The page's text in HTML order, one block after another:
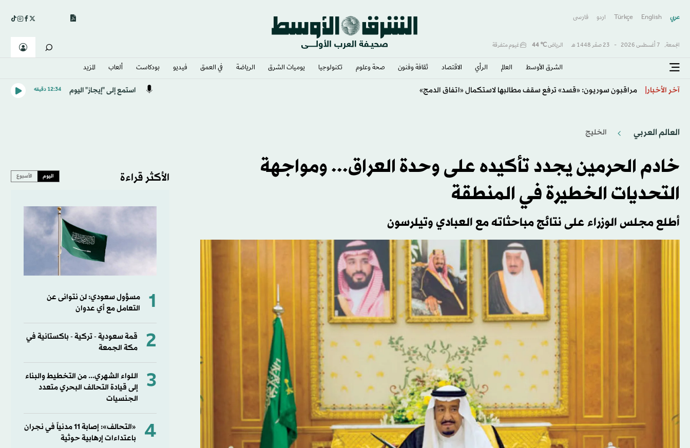
عربي English
Türkçe اردو فارسى
الجمعة, 7 أغسطس 2026 - 23 صفَر 1448 هـ الرياض℃
44 غيوم متفرقة
الشرق الأوسط​ العالم الرأي الاقتصاد ثقافة وفنون صحة وعلوم تكنولوجيا يوميات الشرق​ الرياضة في العمق فيديو بودكاست ألعاب المزيد
آخر الأخبار حساء لحم الكلاب... وصفة كوريا الشمالية لمواجهة الحر الشديد استمع إلى "إيجاز" اليوم 12:34 دقيقه
العالم العربي الخليج
خادم الحرمين يجدد تأكيده على وحدة العراق... ومواجهة
التحديات الخطيرة في المنطقة
أطلع مجلس الوزراء على نتائج مباحثاته مع العبادي وتيلرسون
الأكثر قراءة اليوم الأسبوع
1
مسؤول سعودي: لن نتوانى عن
التعامل مع أي عدوان
2
قمة سعودية - تركية - باكستانية في
مكة الجمعة
3
اللواء الشهري... من التخطيط والبناء
إلى قيادة التحالف البحري متعدد
الجنسيات
4
«التحالف»: إصابة 11 مدنياً في نجران
باعتداءات إرهابية حوثية